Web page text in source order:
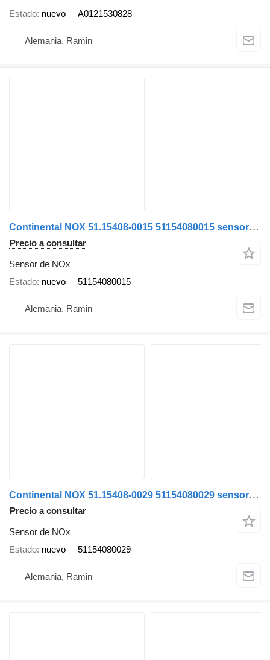
Estado nuevo A0121530828
Alemania, Ramin
Continental NOX 51.15408-0015 51154080015 sensor de NOx para MAN TGX TGS cabeza tractora
Precio a consultar
Sensor de NOx
Estado nuevo 51154080015
Alemania, Ramin
Continental NOX 51.15408-0029 51154080029 sensor de NOx para MAN TGX TGS cabeza tractora
Precio a consultar
Sensor de NOx
Estado nuevo 51154080029
Alemania, Ramin